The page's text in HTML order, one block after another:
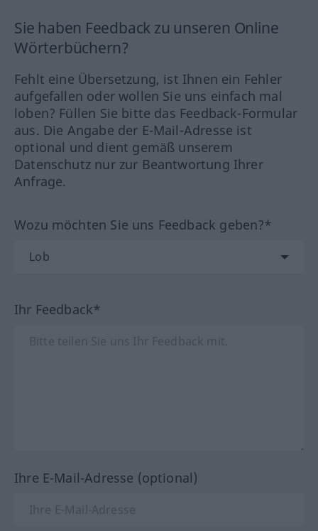
Sie haben Feedback zu unseren Online
Wörterbüchern?
Fehlt eine Übersetzung, ist Ihnen ein Fehler
aufgefallen oder wollen Sie uns einfach mal
loben? Füllen Sie bitte das Feedback-Formular
aus. Die Angabe der E-Mail-Adresse ist
optional und dient gemäß unserem
Datenschutz nur zur Beantwortung Ihrer
Anfrage.
Wozu möchten Sie uns Feedback geben?*
Ihr Feedback*
Ihre E-Mail-Adresse (optional)